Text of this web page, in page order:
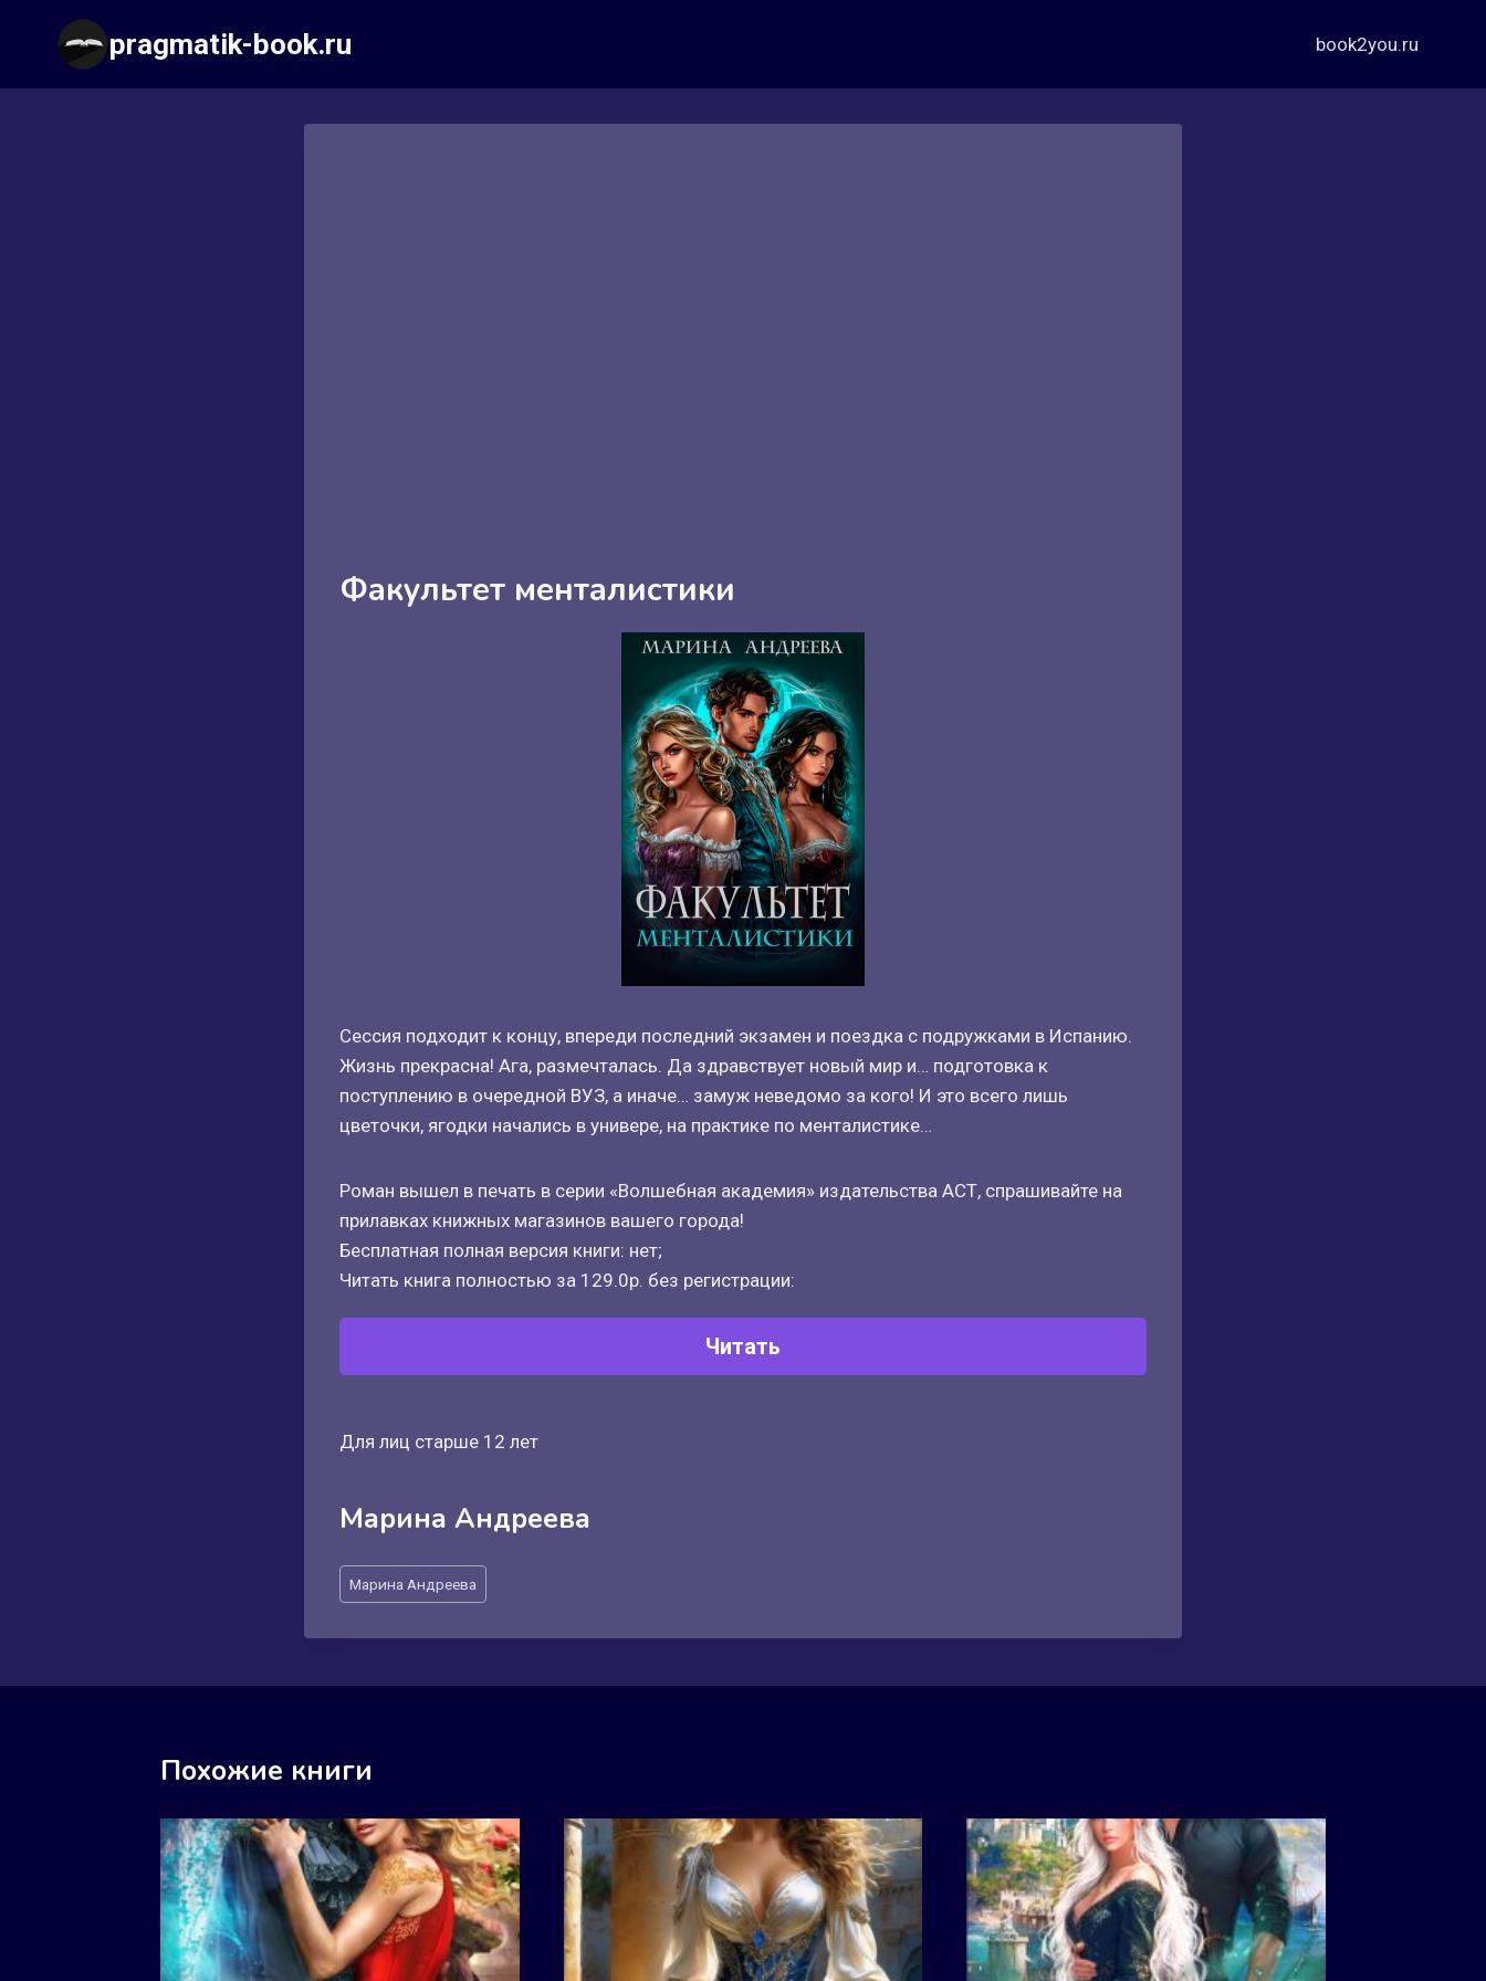
содержимому
pragmatik-book.ru book2you.ru
Факультет менталистики
Сессия подходит к концу, впереди последний экзамен и поездка с подружками в Испанию.
Жизнь прекрасна! Ага, размечталась. Да здравствует новый мир и… подготовка к
поступлению в очередной ВУЗ, а иначе… замуж неведомо за кого! И это всего лишь
цветочки, ягодки начались в универе, на практике по менталистике…
Роман вышел в печать в серии «Волшебная академия» издательства АСТ, спрашивайте на
прилавках книжных магазинов вашего города!
Бесплатная полная версия книги: нет;
Читать книга полностью за 129.0р. без регистрации:
Читать
Для лиц старше 12 лет
Марина Андреева
Метки
записи:
Марина Андреева
Похожие книги